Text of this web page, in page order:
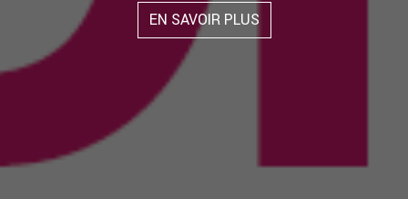
EN SAVOIR PLUS